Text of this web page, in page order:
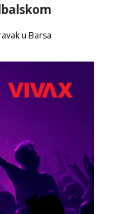
u Barsa